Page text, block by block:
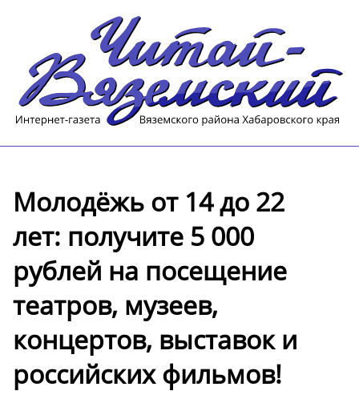
Молодёжь от 14 до 22
лет: получите 5 000
рублей на посещение
театров, музеев,
концертов, выставок и
российских фильмов!